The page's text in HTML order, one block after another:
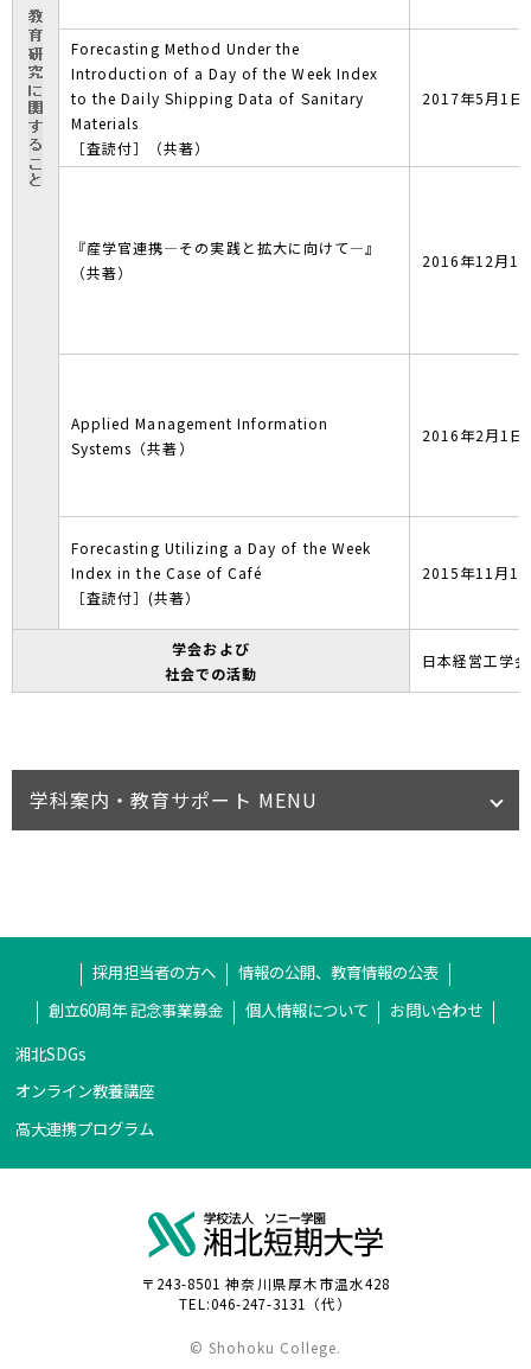
Forecasting Method Under the
Introduction of a Day of the Week Index
to the Daily Shipping Data of Sanitary
Materials
［査読付］（共著）
2017年5月1日
『産学官連携―その実践と拡大に向けて―』
（共著）
2016年12月1
Applied Management Information
Systems（共著）
2016年2月1日
Forecasting Utilizing a Day of the Week
Index in the Case of Café
［査読付］(共著）
2015年11月1
学会および
社会での活動
日本経営工学会
学科案内・教育サポート MENU
採用担当者の方へ
情報の公開、教育情報の公表
創立60周年 記念事業募金
個人情報について
お問い合わせ
湘北SDGs
オンライン教養講座
高大連携プログラム
〒243-8501 神奈川県厚木市温水428
TEL:046-247-3131（代）
© Shohoku College.